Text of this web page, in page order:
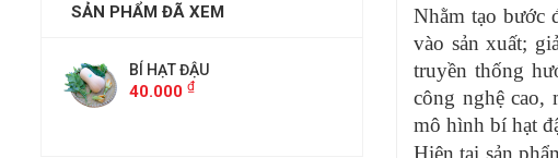
Nhằm tạo bước
vào sản xuất;
truyền thống
công nghệ cao,
mô hình bí hạt
Hiện tại sản
SẢN PHẨM ĐÃ XEM
BÍ HẠT ĐẬU
40.000 ₫
BÍ HẠT ĐẬU
40.000